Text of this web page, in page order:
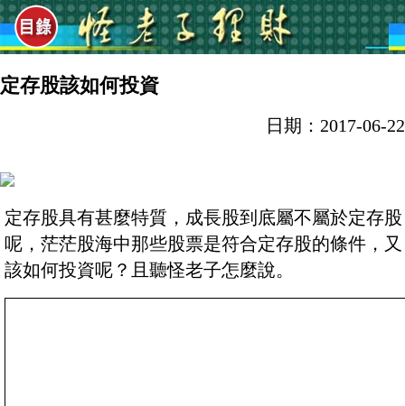
定存股該如何投資
日期：2017-06-22
定存股具有甚麼特質，成長股到底屬不屬於定存股
呢，茫茫股海中那些股票是符合定存股的條件，又
該如何投資呢？且聽怪老子怎麼說。